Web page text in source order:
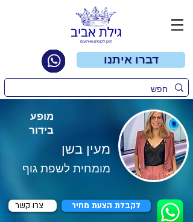
דברו איתנו
מעין בשן
מומחית לשפת גוף
צרו קשר לקבלת הצעת מחיר
מופע
בידור